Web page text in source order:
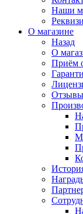
Наши
О магазине
Назад
О
Приём
Отзывы